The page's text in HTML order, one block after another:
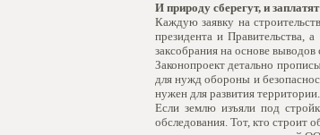
И природу сберегут, и заплатят
Каждую заявку на
президента и Правительства,
заксобрания на основе
Законопроект детально
для нужд обороны и
нужен для развития
Если землю изъяли под
обследования. Тот, кто строит